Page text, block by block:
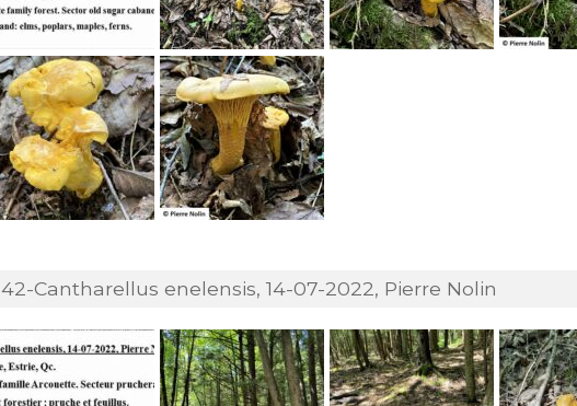
42-Cantharellus enelensis, 14-07-2022, Pierre Nolin